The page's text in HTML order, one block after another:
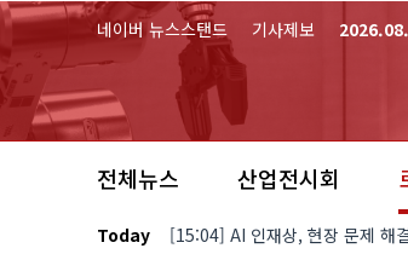
본문 바로가기
네이버 뉴스스탠드 기사제보
전체뉴스 산업전시회
Today [15:04] AI 인재상, 현장 문제 해